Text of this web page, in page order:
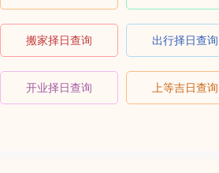
搬家择日查询 出行择日查询
开业择日查询 上等吉日查询